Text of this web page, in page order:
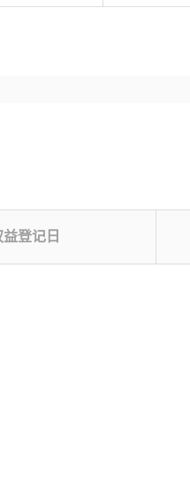
益登记日